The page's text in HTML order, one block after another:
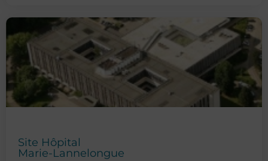
Site Hôpital
Marie-Lannelongue